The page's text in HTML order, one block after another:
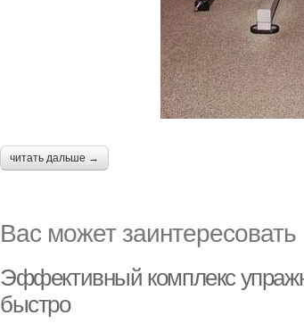
читать дальше →
Вас может заинтересовать
Эффективный комплекс
быстро